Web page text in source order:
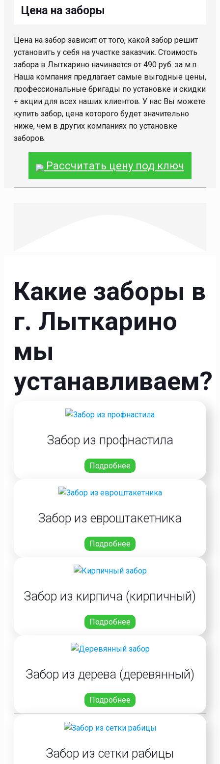
Цена на заборы
Цена на забор зависит от того, какой забор решит
установить у себя на участке заказчик. Стоимость
забора в Лыткарино начинается от 490 руб. за м.п.
Наша компания предлагает самые выгодные цены,
профессиональные бригады по установке и скидки
+ акции для всех наших клиентов. У нас Вы можете
купить забор, цена которого будет значительно
ниже, чем в других компаниях по установке
заборов.
Рассчитать цену под ключ
Какие заборы в
г. Лыткарино
мы
устанавливаем?
Забор из профнастила
Подробнее
Забор из евроштакетника
Подробнее
Забор из кирпича (кирпичный)
Подробнее
Забор из дерева (деревянный)
Подробнее
Забор из сетки рабицы